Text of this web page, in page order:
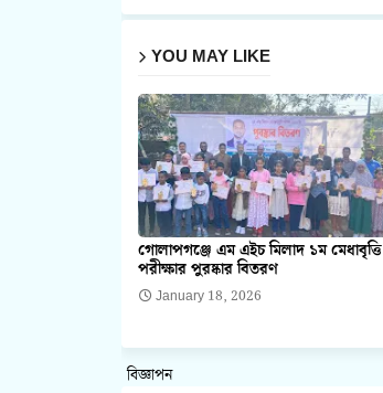
YOU MAY LIKE
গোলাপগঞ্জে এম এইচ মিলাদ ১ম মেধাবৃত্তি
পরীক্ষার পুরষ্কার বিতরণ
January 18, 2026
বিজ্ঞাপন